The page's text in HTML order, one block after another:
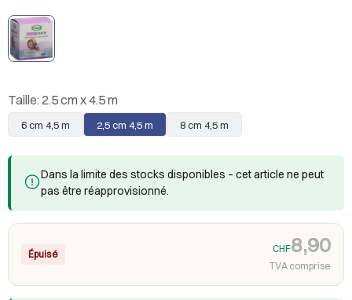
Taille: 2.5 cm x 4.5 m
6 cm 4,5 m 2,5 cm 4,5 m 8 cm 4,5 m
Dans la limite des stocks disponibles – cet article ne peut
pas être réapprovisionné.
Épuisé CHF8,90
TVA comprise